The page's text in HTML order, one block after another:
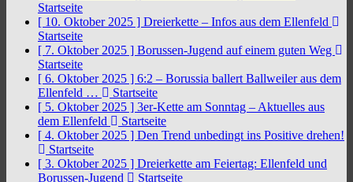
Startseite
[ 10. Oktober 2025 ] Dreierkette – Infos aus dem Ellenfeld
Startseite
[ 7. Oktober 2025 ] Borussen-Jugend auf einem guten Weg
Startseite
[ 6. Oktober 2025 ] 6:2 – Borussia ballert Ballweiler aus dem
Ellenfeld …
Startseite
[ 5. Oktober 2025 ] 3er-Kette am Sonntag – Aktuelles aus
dem Ellenfeld
Startseite
[ 4. Oktober 2025 ] Den Trend unbedingt ins Positive drehen!
Startseite
[ 3. Oktober 2025 ] Dreierkette am Feiertag: Ellenfeld und
Borussen-Jugend
Startseite